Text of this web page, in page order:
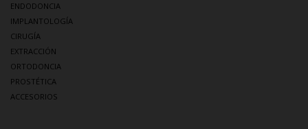
ENDODONCIA
IMPLANTOLOGÍA
CIRUGÍA
EXTRACCIÓN
ORTODONCIA
PROSTÉTICA
ACCESORIOS